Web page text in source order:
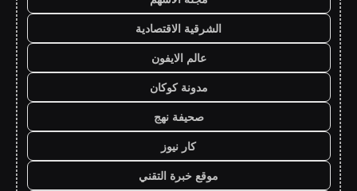
الشرقية الاقتصادية
عالم الايفون
مدونة كوكان
صحيفة نهج
كار نيوز
موقع خبرة التقني